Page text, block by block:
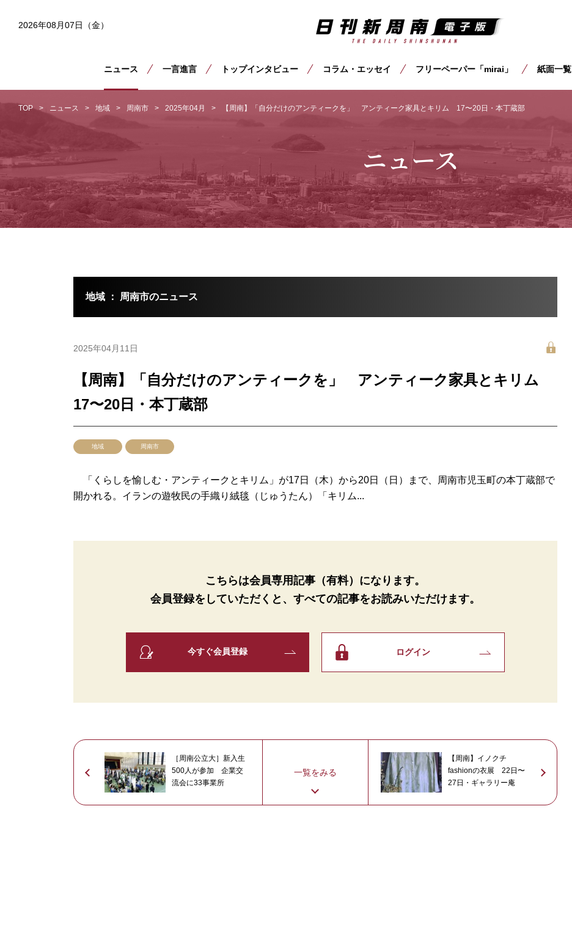
2026年08月07日（金）
ニュース 一言進言 トップインタビュー コラム・エッセイ フリーペーパー「mirai」 紙面一覧
TOP ニュース 地域 周南市 2025年04月 【周南】「自分だけのアンティークを」 アンティーク家具とキリム 17〜20日・本丁蔵部
ニュース
地域 ： 周南市のニュース
2025年04月11日
【周南】「自分だけのアンティークを」 アンティーク家具とキリム
17〜20日・本丁蔵部
地域 周南市
「くらしを愉しむ・アンティークとキリム」が17日（木）から20日（日）まで、周南市児玉町の本丁蔵部で
開かれる。イランの遊牧民の手織り絨毯（じゅうたん）「キリム...
こちらは会員専用記事（有料）になります。
会員登録をしていただくと、 すべての記事をお読みいただけます。
今すぐ会員登録 ログイン
［周南公立大］新入生
500人が参加 企業交
流会に33事業所
一覧をみる
【周南】イノクチ
fashionの衣展 22日〜
27日・ギャラリー庵